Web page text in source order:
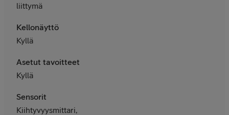
liittymä
Kellonäyttö
Kyllä
Asetut tavoitteet
Kyllä
Sensorit
Kiihtyvyysmittari,